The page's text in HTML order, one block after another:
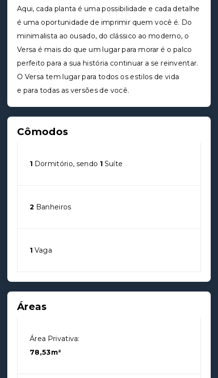
Aqui, cada planta é uma possibilidade e cada detalhe
é uma oportunidade de imprimir quem você é. Do
minimalista ao ousado, do clássico ao moderno, o
Versa é mais do que um lugar para morar é o palco
perfeito para a sua história continuar a se reinventar.
O Versa tem lugar para todos os estilos de vida
e para todas as versões de você.
Cômodos
1 Dormitório, sendo 1 Suíte
2 Banheiros
1 Vaga
Áreas
Área Privativa:
78,53m²